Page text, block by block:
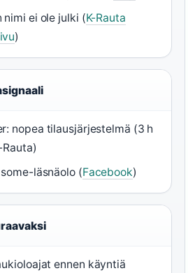
nimi ei ole julki (K-Rauta
)
nopea tilausjärjestelmä (3 h
läsnäolo (Facebook)
ennen käyntiä